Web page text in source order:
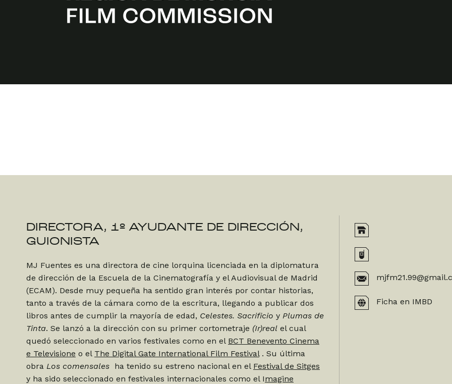
DIRECTORA, 1º AYUDANTE DE DIRECCIÓN,
GUIONISTA
MJ Fuentes es una directora de cine lorquina licenciada en la diplomatura
de dirección de la Escuela de la Cinematografía y el Audiovisual de Madrid
(ECAM). Desde muy pequeña ha sentido gran interés por contar historias,
tanto a través de la cámara como de la escritura, llegando a publicar dos
libros antes de cumplir la mayoría de edad, Celestes. Sacrificio y Plumas de
Tinta. Se lanzó a la dirección con su primer cortometraje (Ir)real el cual
quedó seleccionado en varios festivales como en el BCT Benevento Cinema
e Televisione o el The Digital Gate International Film Festival. Su última
obra Los comensales ha tenido su estreno nacional en el Festival de Sitges
y ha sido seleccionado en festivales internacionales como el Imagine
Ficha en IMBD